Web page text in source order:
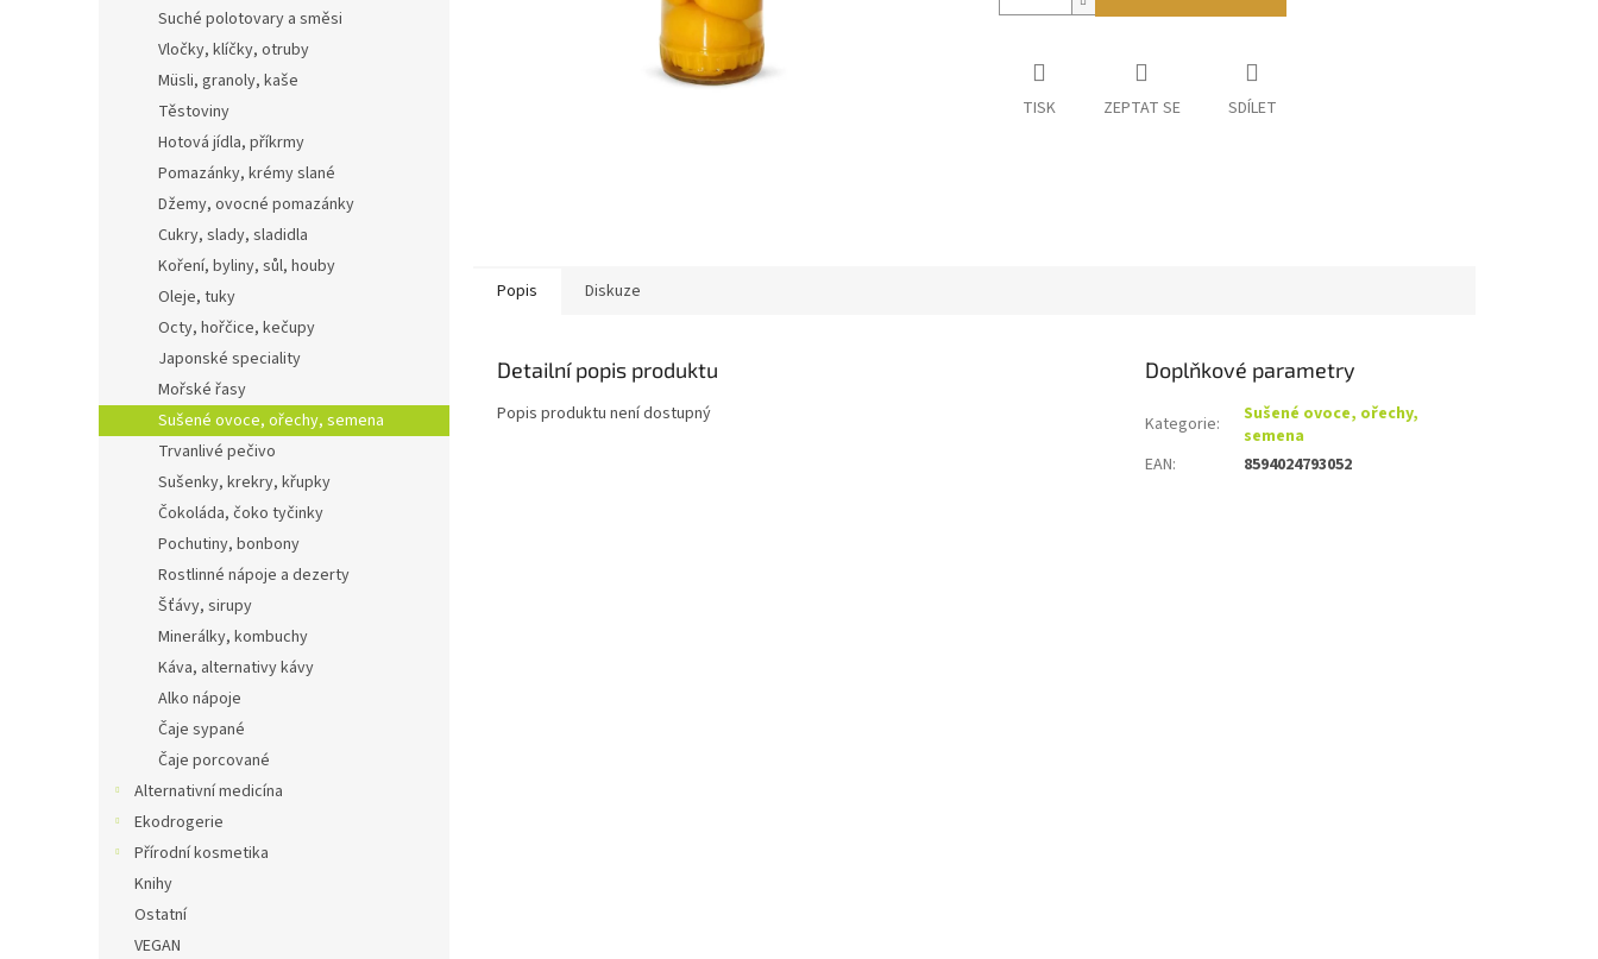
Suché polotovary a směsi
Vločky, klíčky, otruby
Müsli, granoly, kaše
Těstoviny
Hotová jídla, příkrmy
Pomazánky, krémy slané
Džemy, ovocné pomazánky
Cukry, slady, sladidla
Koření, byliny, sůl, houby
Oleje, tuky
Octy, hořčice, kečupy
Japonské speciality
Mořské řasy
Sušené ovoce, ořechy, semena
Trvanlivé pečivo
Sušenky, krekry, křupky
Čokoláda, čoko tyčinky
Pochutiny, bonbony
Rostlinné nápoje a dezerty
Šťávy, sirupy
Minerálky, kombuchy
Káva, alternativy kávy
Alko nápoje
Čaje sypané
Čaje porcované
Alternativní medicína
Ekodrogerie
Přírodní kosmetika
Knihy
Ostatní
VEGAN
TISK ZEPTAT SE SDÍLET
Popis Diskuze
Detailní popis produktu
Popis produktu není dostupný
Doplňkové parametry
Kategorie:
Sušené ovoce, ořechy,
semena
EAN: 8594024793052